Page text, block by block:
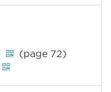
(page 72)